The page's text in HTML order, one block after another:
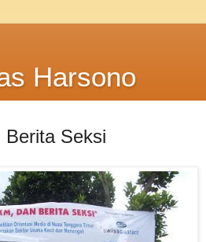
Harsono
Berita Seksi